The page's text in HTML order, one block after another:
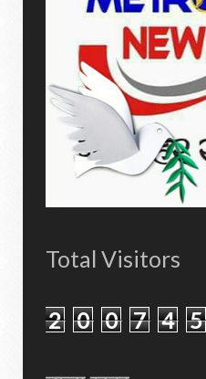
Total Visitors
2 0 0 7 4 5